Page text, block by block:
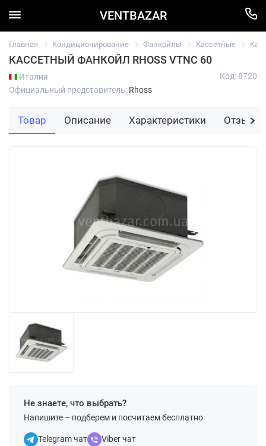
VENTBAZAR
Главная Кондиционирование Фанкойлы Кассетные
КАССЕТНЫЙ ФАНКОЙЛ RHOSS VTNC 60
Италия
Официальный представитель: Rhoss
Код: 8720
Не знаете, что выбрать?
Напишите – подберем и посчитаем бесплатно
Telegram чат Viber чат
Товар Описание Характеристики Отзывы